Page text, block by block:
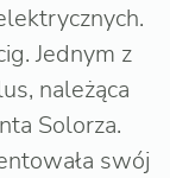
Jednym z
należąca
Solorza.
swój